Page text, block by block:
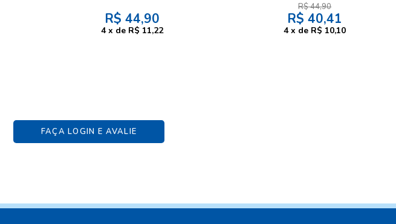
R$ 44,90
4 x de R$ 11,22
R$44,90
R$ 40,41
4 x de R$ 10,10
FAÇA LOGIN E AVALIE